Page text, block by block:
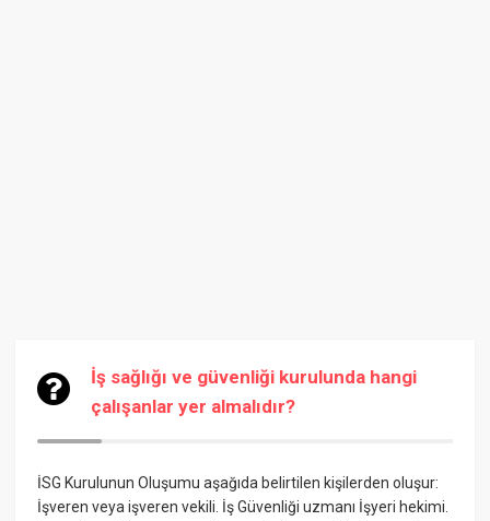
İş sağlığı ve güvenliği kurulunda hangi
çalışanlar yer almalıdır?
İSG Kurulunun Oluşumu aşağıda belirtilen kişilerden oluşur:
İşveren veya işveren vekili. İş Güvenliği uzmanı İşyeri hekimi.